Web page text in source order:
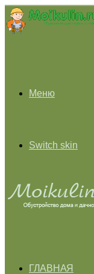
Меню
Switch skin
ГЛАВНАЯ